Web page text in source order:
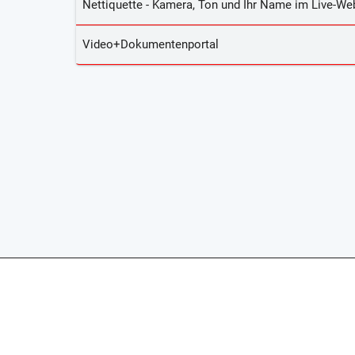
Nettiquette - Kamera, Ton und Ihr Name im Live-
Video+Dokumentenportal